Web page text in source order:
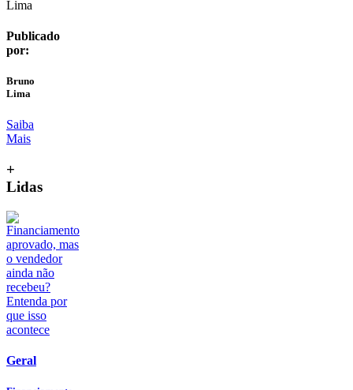
Publicado
por:
Bruno
Lima
Saiba
Mais
+
Lidas
Geral